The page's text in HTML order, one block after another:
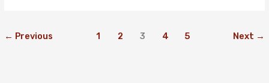
← Previous 1 2 3 4 5 Next →